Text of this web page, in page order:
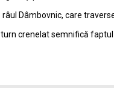
Dâmbovnic, care
crenelat semnifică